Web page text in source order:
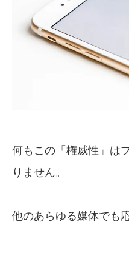
何もこの「権威性」は
りません。
他のあらゆる媒体でも